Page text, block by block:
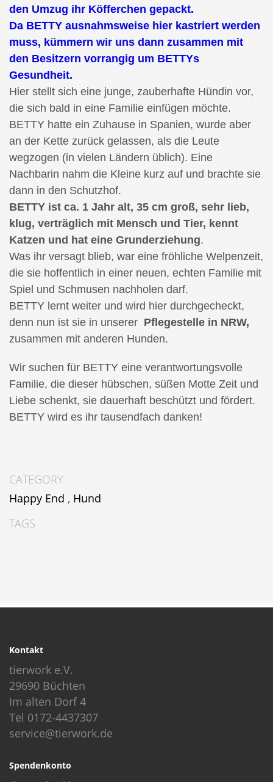
den Umzug ihr Köfferchen gepackt.
Da BETTY ausnahmsweise hier kastriert werden
muss, kümmern wir uns dann zusammen mit
den Besitzern vorrangig um BETTYs
Gesundheit.
Hier stellt sich eine junge, zauberhafte Hündin vor,
die sich bald in eine Familie einfügen möchte.
BETTY hatte ein Zuhause in Spanien, wurde aber
an der Kette zurück gelassen, als die Leute
wegzogen (in vielen Ländern üblich). Eine
Nachbarin nahm die Kleine kurz auf und brachte sie
dann in den Schutzhof.
BETTY ist ca. 1 Jahr alt, 35 cm groß, sehr lieb,
klug, verträglich mit Mensch und Tier, kennt
Katzen und hat eine Grunderziehung.
Was ihr versagt blieb, war eine fröhliche Welpenzeit,
die sie hoffentlich in einer neuen, echten Familie mit
Spiel und Schmusen nachholen darf.
BETTY lernt weiter und wird hier durchgecheckt,
denn nun ist sie in unserer Pflegestelle in NRW,
zusammen mit anderen Hunden.
Wir suchen für BETTY eine verantwortungsvolle
Familie, die dieser hübschen, süßen Motte Zeit und
Liebe schenkt, sie dauerhaft beschützt und fördert.
BETTY wird es ihr tausendfach danken!
CATEGORY
Happy End , Hund
TAGS
Kontakt
tierwork e.V.
29690 Büchten
Im alten Dorf 4
Tel 0172-4437307
service@tierwork.de
Spendenkonto